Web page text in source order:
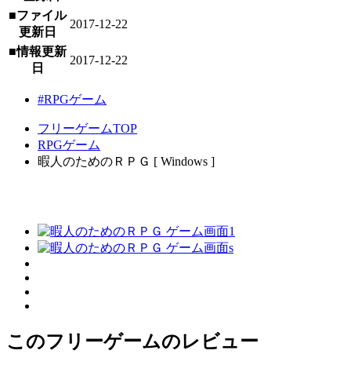
■ファイル
更新日
2017-12-22
■情報更新
日
2017-12-22
#RPGゲーム
フリーゲームTOP
RPGゲーム
暇人のためのＲＰＧ [ Windows ]
このフリーゲームのレビュー